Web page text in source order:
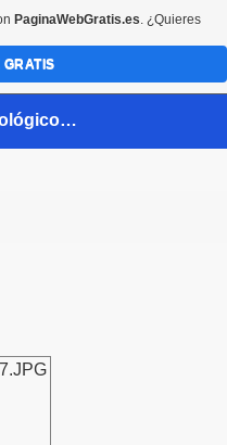
Instituto Tecnológico de Tuxtla Gutiérrez extensión Bochil
PaginaWebGratis.es. ¿Quieres
GRATIS